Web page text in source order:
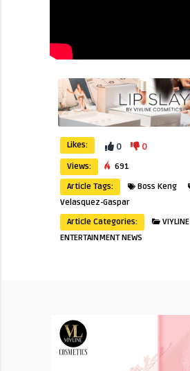
Likes: 0 0
Views:
691
Article Tags:
Boss Keng
Velasquez-Gaspar
Article Categories:
VIYLINE
ENTERTAINMENT NEWS